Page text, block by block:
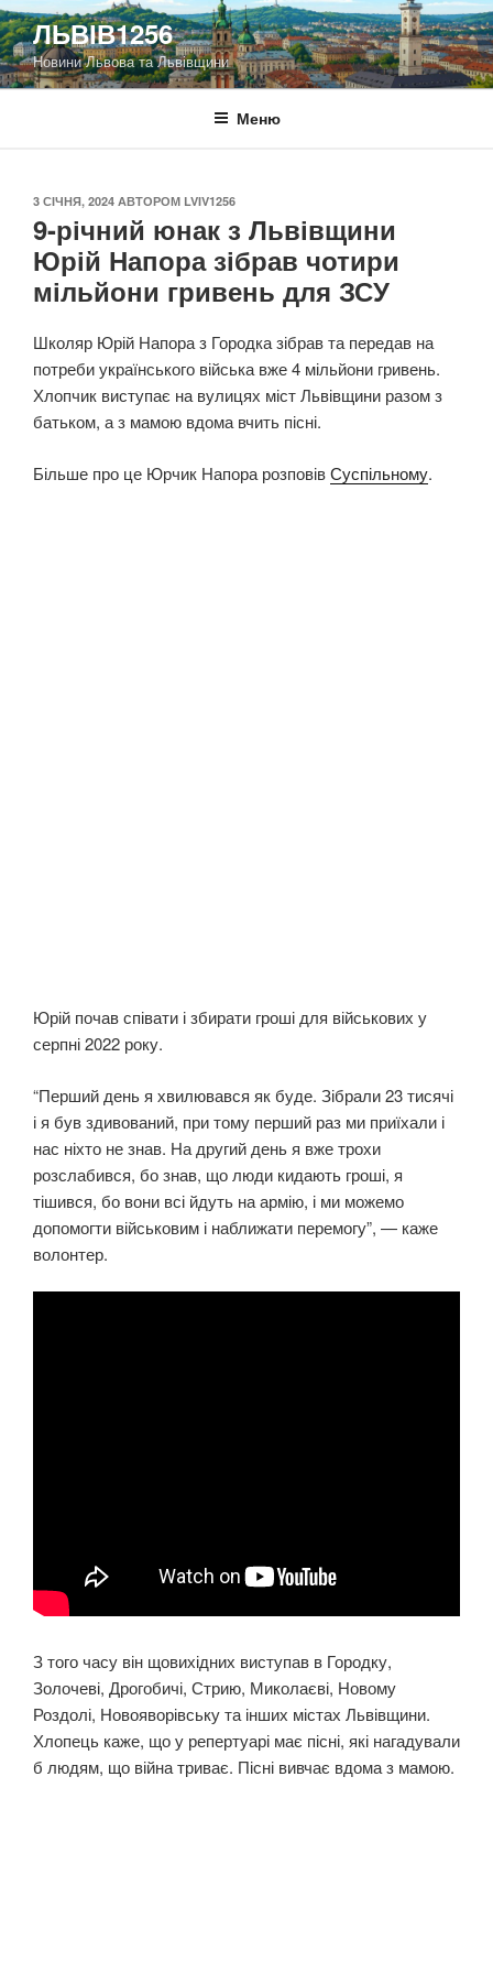
Перейти
до
вмісту
ЛЬВІВ1256
Новини Львова та Львівщини
Меню
ОПУБЛІКОВАНО
3 СІЧНЯ, 2024 АВТОРОМ LVIV1256
9-річний юнак з Львівщини
Юрій Напора зібрав чотири
мільйони гривень для ЗСУ
Школяр Юрій Напора з Городка зібрав та передав на
потреби українського війська вже 4 мільйони гривень.
Хлопчик виступає на вулицях міст Львівщини разом з
батьком, а з мамою вдома вчить пісні.
Більше про це Юрчик Напора розповівСуспільному.
Юрій почав співати і збирати гроші для військових у
серпні 2022 року.
“Перший день я хвилювався як буде. Зібрали 23 тисячі
і я був здивований, при тому перший раз ми приїхали і
нас ніхто не знав. На другий день я вже трохи
розслабився, бо знав, що люди кидають гроші, я
тішився, бо вони всі йдуть на армію, і ми можемо
допомогти військовим і наближати перемогу”, — каже
волонтер.
З того часу він щовихідних виступав в Городку,
Золочеві, Дрогобичі, Стрию, Миколаєві, Новому
Роздолі, Новояворівську та інших містах Львівщини.
Хлопець каже, що у репертуарі має пісні, які нагадували
б людям, що війна триває. Пісні вивчає вдома з мамою.